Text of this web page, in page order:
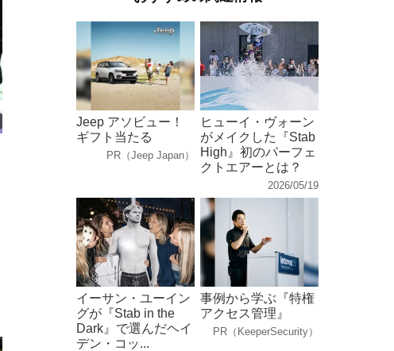
Jeep アソビュー！
ギフト当たる
PR（Jeep Japan）
ヒューイ・ヴォーン
がメイクした『Stab
High』初のパーフェ
クトエアーとは？
2026/05/19
イーサン・ユーイン
グが『Stab in the
Dark』で選んだヘイ
デン・コッ...
事例から学ぶ『特権
アクセス管理』
PR（KeeperSecurity）